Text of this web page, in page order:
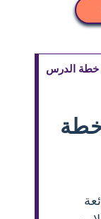
خطة الدرس